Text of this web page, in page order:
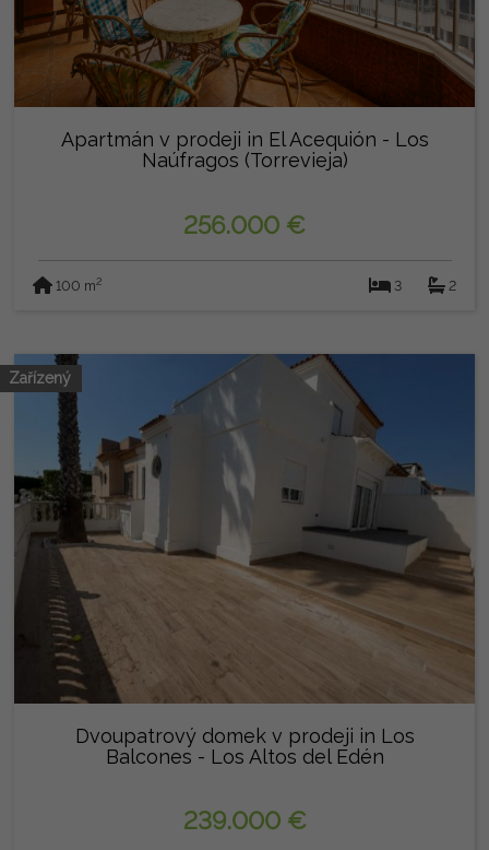
Apartmán v prodeji in El Acequión - Los
Naúfragos (Torrevieja)
256.000 €
100 m2 3 2
Zařízený
Dvoupatrový domek v prodeji in Los
Balcones - Los Altos del Edén
239.000 €